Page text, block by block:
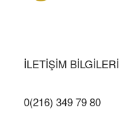
İLETİŞİM BİLGİLERİ
0(216) 349 79 80